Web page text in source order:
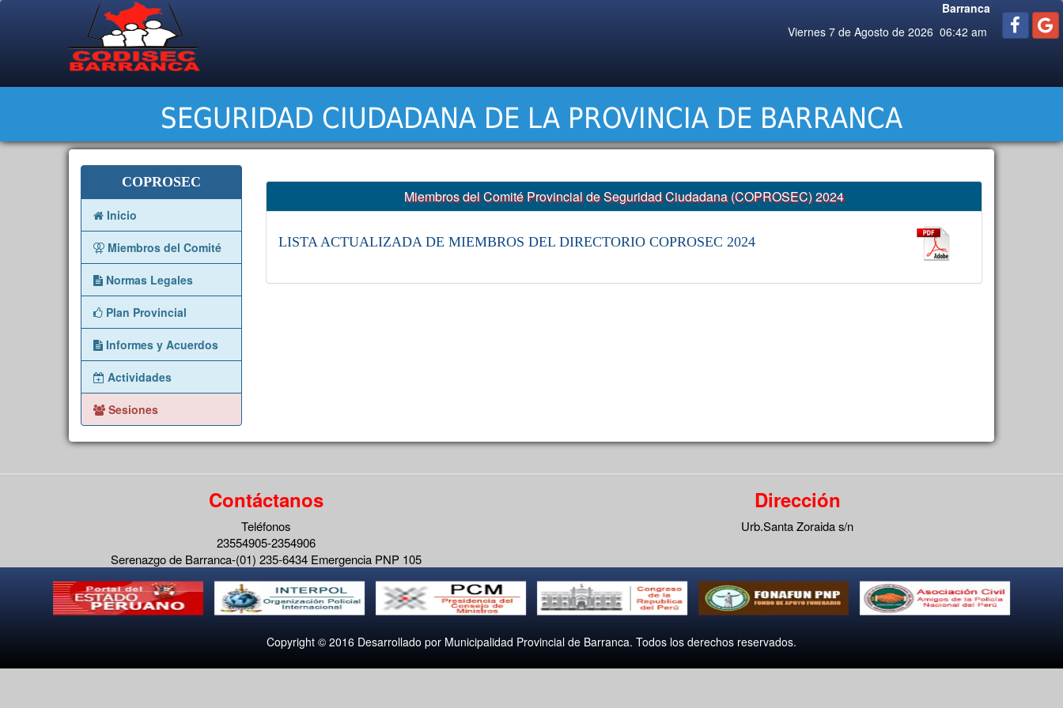
Barranca
Viernes 7 de Agosto de 2026 06:42 am
SEGURIDAD CIUDADANA DE LA PROVINCIA DE BARRANCA
COPROSEC
Inicio
Miembros del Comité
Normas Legales
Plan Provincial
Informes y Acuerdos
Actividades
Sesiones
Miembros del Comité Provincial de Seguridad Ciudadana (COPROSEC) 2024
LISTA ACTUALIZADA DE MIEMBROS DEL DIRECTORIO COPROSEC 2024
Contáctanos
Teléfonos
23554905-2354906
Serenazgo de Barranca-(01) 235-6434 Emergencia PNP 105
Dirección
Urb.Santa Zoraida s/n
Copyright © 2016 Desarrollado por Municipalidad Provincial de Barranca. Todos los derechos reservados.